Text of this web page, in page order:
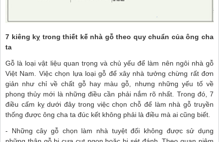
7 kiêng kỵ trong thiết kế nhà gỗ theo quy chuẩn của ông cha
ta
Gỗ là loại vật liệu quan trọng và chủ yếu để làm nên ngôi nhà gỗ
Việt Nam. Việc chọn lựa loại gỗ để xây nhà tưởng chừng rất đơn
giản như chỉ về chất gỗ hay màu gỗ, nhưng những yếu tố về
phong thủy mới là những điều cần phải nắm rõ nhất. Trong đó, 7
điều cấm kỵ dưới đây trong việc chọn chỗ để làm nhà gỗ truyền
thống được ông cha ta đúc kết không phải là điều mà ai cũng biết.
- Những cây gỗ chọn làm nhà tuyệt đối không được sử dụng